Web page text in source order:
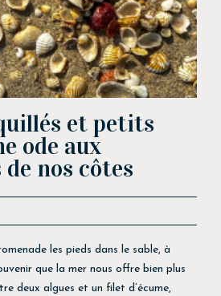
et petits
ode aux
nos côtes
les pieds dans le sable, à
que la mer nous offre bien plus
deux algues et un filet d’écume,